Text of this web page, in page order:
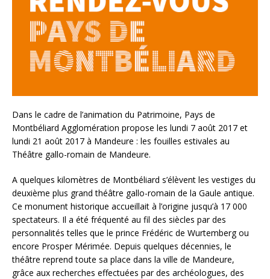
Dans le cadre de l’animation du Patrimoine, Pays de
Montbéliard Agglomération propose les lundi 7 août 2017 et
lundi 21 août 2017 à Mandeure : les fouilles estivales au
Théâtre gallo-romain de Mandeure.
A quelques kilomètres de Montbéliard s’élèvent les vestiges du
deuxième plus grand théâtre gallo-romain de la Gaule antique.
Ce monument historique accueillait à l’origine jusqu’à 17 000
spectateurs. Il a été fréquenté au fil des siècles par des
personnalités telles que le prince Frédéric de Wurtemberg ou
encore Prosper Mérimée. Depuis quelques décennies, le
théâtre reprend toute sa place dans la ville de Mandeure,
grâce aux recherches effectuées par des archéologues, des